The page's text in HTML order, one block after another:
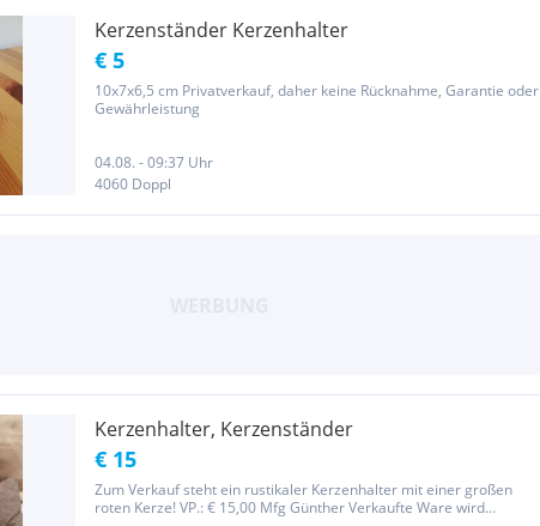
Kerzenständer Kerzenhalter
€ 5
10x7x6,5 cm Privatverkauf, daher keine Rücknahme, Garantie oder
Gewährleistung
04.08. - 09:37 Uhr
4060 Doppl
Kerzenhalter, Kerzenständer
€ 15
Zum Verkauf steht ein rustikaler Kerzenhalter mit einer großen
roten Kerze! VP.: € 15,00 Mfg Günther Verkaufte Ware wird